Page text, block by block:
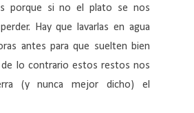
porque si no el plato se nos
Hay que lavarlas en agua
antes para que suelten bien
lo contrario estos restos nos
(y nunca mejor dicho) el